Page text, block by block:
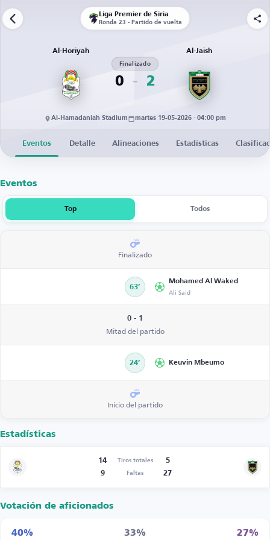
Liga Premier de Siria
Ronda 23 - Partido de vuelta
Al-Horiyah
0
Finalizado
2
Al-Jaish
Al-Hamadaniah Stadium martes 19-05-2026 · 04:00 pm
Eventos Detalle Alineaciones Estadísticas
Eventos
Top Todos
Finalizado
63’
Mohamed Al Waked
Ali Said
0 - 1
Mitad del partido
24’ Keuvin Mbeumo
Inicio del partido
Estadísticas
14 Tiros totales
5
9
Faltas 27
Votación de aficionados
40% 33% 27%